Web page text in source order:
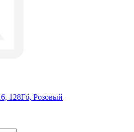
128Гб, Розовый